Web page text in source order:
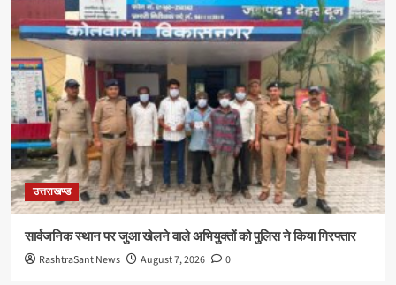
उत्तराखण्ड
सार्वजनिक स्थान पर जुआ खेलने वाले अभियुक्तों को पुलिस ने किया गिरफ्तार
RashtraSant News August 7, 2026 0